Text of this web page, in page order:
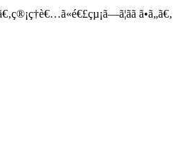
ã•ã„ã€‚